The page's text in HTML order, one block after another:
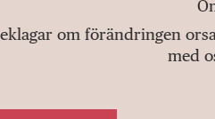
om förändringen
med